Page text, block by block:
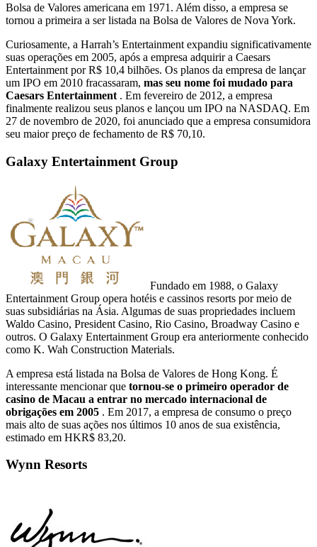
Bolsa de Valores americana em 1971. Além disso, a empresa se
tornou a primeira a ser listada na Bolsa de Valores de Nova York.
Curiosamente, a Harrah’s Entertainment expandiu significativamente
suas operações em 2005, após a empresa adquirir a Caesars
Entertainment por R$ 10,4 bilhões. Os planos da empresa de lançar
um IPO em 2010 fracassaram, mas seu nome foi mudado para
Caesars Entertainment . Em fevereiro de 2012, a empresa
finalmente realizou seus planos e lançou um IPO na NASDAQ. Em
27 de novembro de 2020, foi anunciado que a empresa consumidora
seu maior preço de fechamento de R$ 70,10.
Galaxy Entertainment Group
Fundado em 1988, o Galaxy
Entertainment Group opera hotéis e cassinos resorts por meio de
suas subsidiárias na Ásia. Algumas de suas propriedades incluem
Waldo Casino, President Casino, Rio Casino, Broadway Casino e
outros. O Galaxy Entertainment Group era anteriormente conhecido
como K. Wah Construction Materials.
A empresa está listada na Bolsa de Valores de Hong Kong. É
interessante mencionar que tornou-se o primeiro operador de
casino de Macau a entrar no mercado internacional de
obrigações em 2005 . Em 2017, a empresa de consumo o preço
mais alto de suas ações nos últimos 10 anos de sua existência,
estimado em HKR$ 83,20.
Wynn Resorts